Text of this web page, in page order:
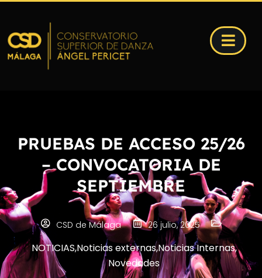
PRUEBAS DE ACCESO 25/26
– CONVOCATORIA DE
SEPTIEMBRE
CSD de Málaga 26 julio, 2025
NOTICIAS,Noticias externas,Noticias Internas,
Novedades